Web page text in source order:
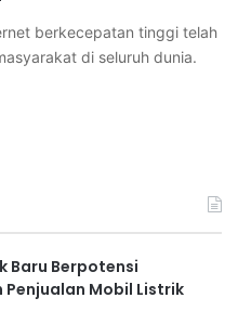
berkecepatan tinggi telah
di seluruh dunia.
Baru Berpotensi
Penjualan Mobil Listrik